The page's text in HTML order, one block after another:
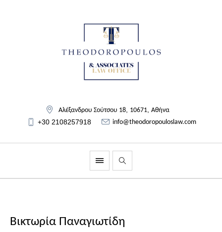
Αλέξανδρου Σούτσου 18 10671 ,Αθήνα
+30 2108257918 info@theodoropouloslaw.com
Βικτωρία Παναγιωτίδη